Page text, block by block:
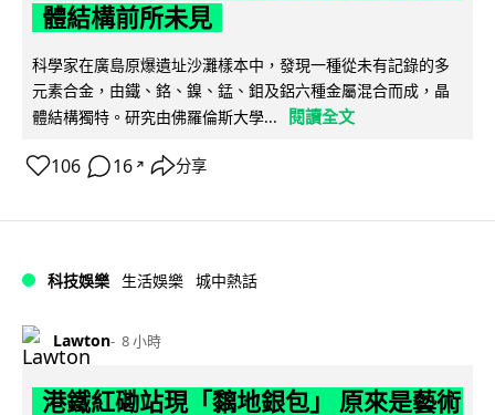
體結構前所未見
科學家在廣島原爆遺址沙灘樣本中，發現一種從未有記錄的多
元素合金，由鐵、鉻、鎳、錳、鉬及鋁六種金屬混合而成，晶
體結構獨特。研究由佛羅倫斯大學...
閱讀全文
106 16 ↗ 分享
科技娛樂 生活娛樂 城中熱話
Lawton 8 小時
港鐵紅磡站現「黐地銀包」 原來是藝術